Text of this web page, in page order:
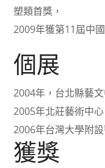
塑類首獎，
2009年獲第11屆中
個展
2004年，台北縣藝
2005年北莊藝術中心
2006年台灣大學附
獲獎